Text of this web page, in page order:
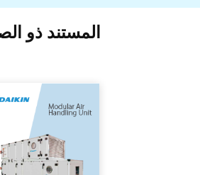
المستند ذو